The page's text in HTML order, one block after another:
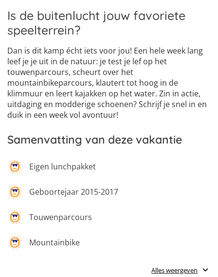
Is de buitenlucht jouw favoriete
speelterrein?
Dan is dit kamp écht iets voor jou! Een hele week lang
leef je je uit in de natuur: je test je lef op het
touwenparcours, scheurt over het
mountainbikeparcours, klautert tot hoog in de
klimmuur en leert kajakken op het water. Zin in actie,
uitdaging en modderige schoenen? Schrijf je snel in en
duik in een week vol avontuur!
Samenvatting van deze vakantie
Eigen lunchpakket
Geboortejaar 2015-2017
Touwenparcours
Mountainbike
Alles weergeven